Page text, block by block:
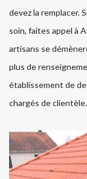
devez la remplacer.
soin, faites appel à
artisans se
plus de
établissement de
chargés de clientèle.